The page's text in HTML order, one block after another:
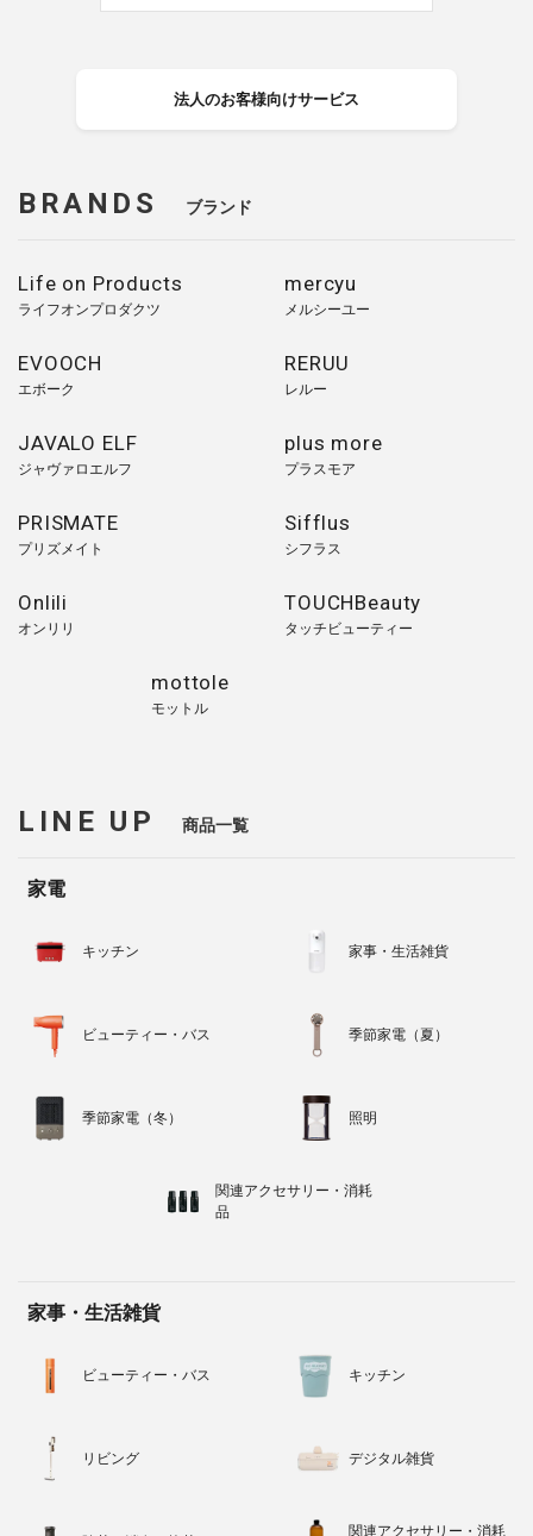
法人のお客様向けサービス
BRANDS ブランド
Life on Products
ライフオンプロダクツ
mercyu
メルシーユー
EVOOCH
エボーク
RERUU
レルー
JAVALO ELF
ジャヴァロエルフ
plus more
プラスモア
PRISMATE
プリズメイト
Sifflus
シフラス
Onlili
オンリリ
TOUCHBeauty
タッチビューティー
mottole
モットル
LINE UP 商品一覧
家電
キッチン 家事・生活雑貨
ビューティー・バス 季節家電（夏）
季節家電（冬） 照明
関連アクセサリー・消耗
品
家事・生活雑貨
ビューティー・バス キッチン
リビング デジタル雑貨
関連アクセサリー・消耗